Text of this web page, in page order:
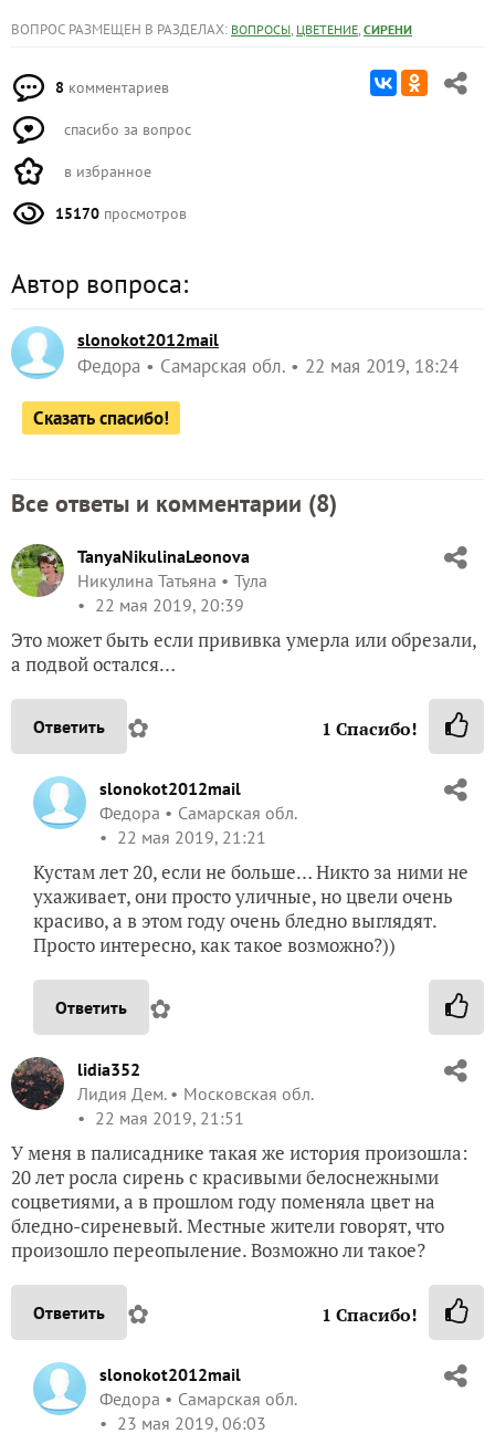
ВОПРОС РАЗМЕЩЕН В РАЗДЕЛАХ: ВОПРОСЫ, ЦВЕТЕНИЕ, СИРЕНИ
8 комментариев
спасибо за вопрос
в избранное
15170 просмотров
Автор вопроса:
slonokot2012mail
Федора Самарская обл. 22 мая 2019, 18:24
Сказать спасибо!
Все ответы и комментарии (8)
TanyaNikulinaLeonova
Никулина Татьяна
Тула
22 мая 2019, 20:39
Это может быть если прививка умерла или обрезали,
а подвой остался…
Ответить ✿ 1 Спасибо!
slonokot2012mail
Федора
Самарская обл.
22 мая 2019, 21:21
Кустам лет 20, если не больше… Никто за ними не
ухаживает, они просто уличные, но цвели очень
красиво, а в этом году очень бледно выглядят.
Просто интересно, как такое возможно?))
Ответить ✿
lidia352
Лидия Дем.
Московская обл.
22 мая 2019, 21:51
У меня в палисаднике такая же история произошла:
20 лет росла сирень с красивыми белоснежными
соцветиями, а в прошлом году поменяла цвет на
бледно-сиреневый. Местные жители говорят, что
произошло переопыление. Возможно ли такое?
Ответить ✿ 1 Спасибо!
slonokot2012mail
Федора
Самарская обл.
23 мая 2019, 06:03